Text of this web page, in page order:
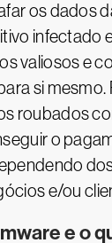
os dados
infectado
valiosos e
si
roubados
o
e/ou
e o